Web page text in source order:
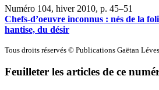
Numéro 104, hiver 2010, p. 45–51
Chefs-d’oeuvre inconnus : nés de la
hantise, du désir
Tous droits réservés © Publications Gaëtan
Feuilleter les articles de ce